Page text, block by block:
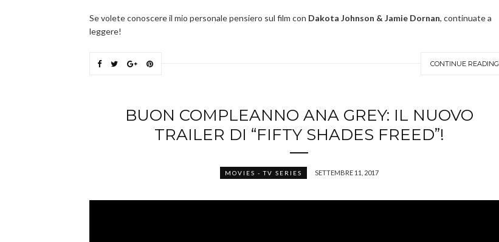
Se volete conoscere il mio personale pensiero sul film con Dakota Johnson & Jamie Dornan, continuate a
leggere!
CONTINUE READING
BUON COMPLEANNO ANA GREY: IL NUOVO
TRAILER DI “FIFTY SHADES FREED”!
MOVIES - TV SERIES SETTEMBRE 11, 2017